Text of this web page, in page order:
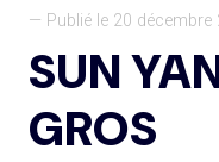
— Publié le 20 décembre
SUN
GROS